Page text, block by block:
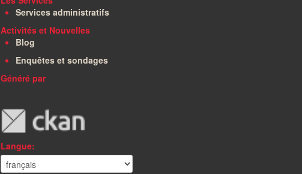
Services administratifs
Activités et Nouvelles
Blog
Enquêtes et sondages
Généré par
Langue